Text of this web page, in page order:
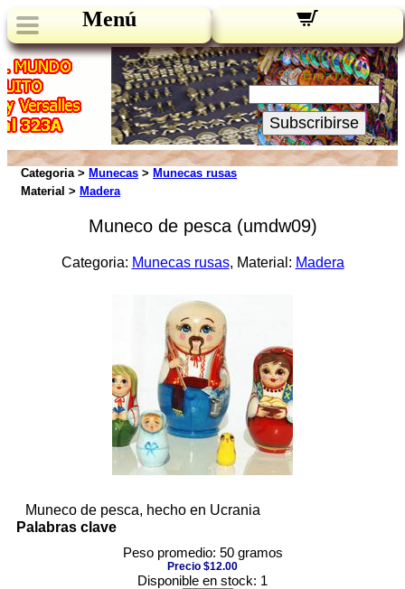
Menú
Novedades:
Su Email:
Subscribirse
Categoria > Munecas > Munecas rusas
Material > Madera
Muneco de pesca (umdw09)
Categoria: Munecas rusas, Material: Madera
Muneco de pesca, hecho en Ucrania
Palabras clave
Peso promedio: 50 gramos
Precio $12.00
Disponible en stock: 1